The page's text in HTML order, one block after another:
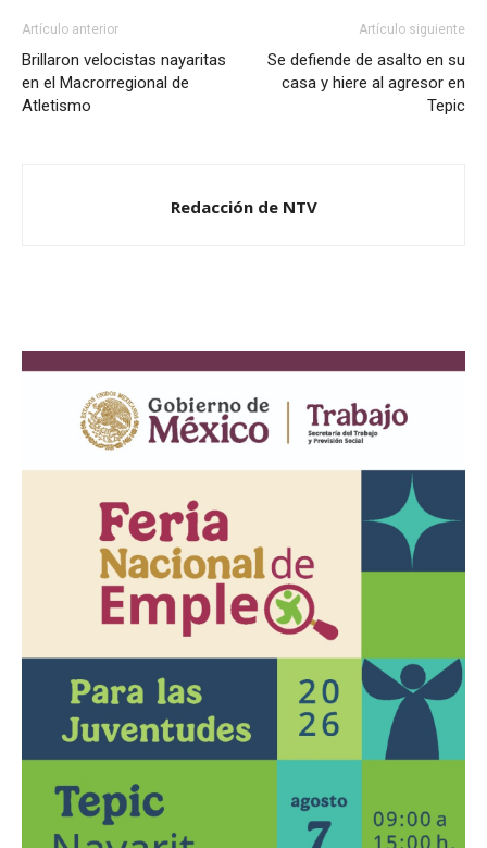
Artículo anterior
Brillaron velocistas nayaritas
en el Macrorregional de
Atletismo
Artículo siguiente
Se defiende de asalto en su
casa y hiere al agresor en
Tepic
Redacción de NTV